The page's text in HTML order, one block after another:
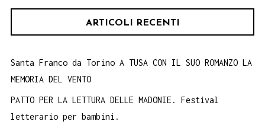
cesta
di
ARTICOLI RECENTI
Santa Franco da Torino A TUSA CON IL SUO ROMANZO LA
MEMORIA DEL VENTO
PATTO PER LA LETTURA DELLE MADONIE. Festival
letterario per bambini.